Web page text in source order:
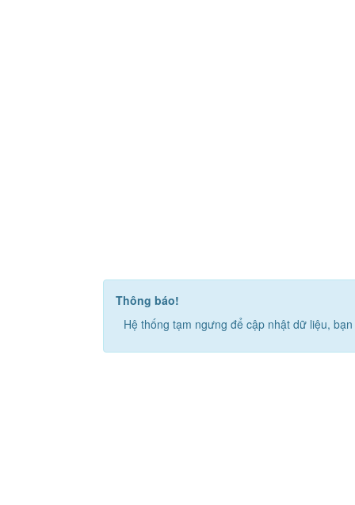
Thông báo!
Hệ thống tạm ngưng để cập nhật dữ liệu,